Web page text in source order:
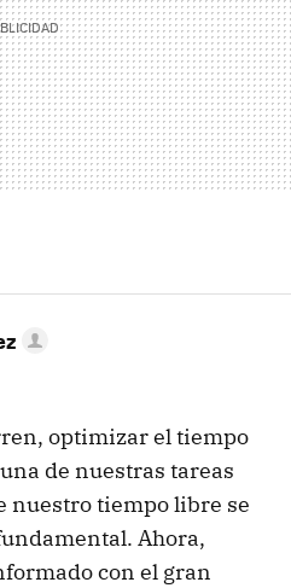
optimizar el tiempo
de nuestras tareas
nuestro tiempo libre se
Ahora,
con el gran